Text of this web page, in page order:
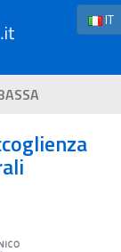
IT